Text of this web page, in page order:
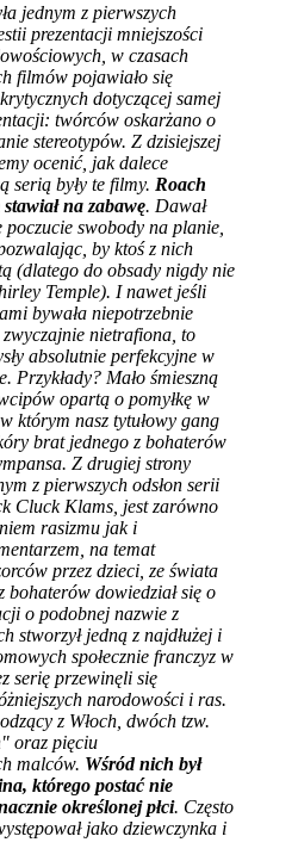
jednym z pierwszych
prezentacji mniejszości
w czasach
filmów pojawiało się
dotyczącej samej
twórców oskarżano o
stereotypów. Z dzisiejszej
ocenić, jak dalece
serią były te filmy. Roach
na zabawę. Dawał
swobody na planie,
by ktoś z nich
(dlatego do obsady nigdy nie
Temple). I nawet jeśli
bywała niepotrzebnie
nietrafiona, to
absolutnie perfekcyjne w
Przykłady? Mało śmieszną
opartą o pomyłkę w
którym nasz tytułowy gang
brat jednego z bohaterów
Z drugiej strony
z pierwszych odsłon serii
Cluck Klams, jest zarówno
rasizmu jak i
na temat
przez dzieci, ze świata
bohaterów dowiedział się o
o podobnej nazwie z
stworzył jedną z najdłużej i
społecznie franczyz w
serię przewinęli się
narodowości i ras.
z Włoch, dwóch tzw.
oraz pięciu
malców. Wśród nich był
którego postać nie
określonej płci. Często
jako dziewczynka i